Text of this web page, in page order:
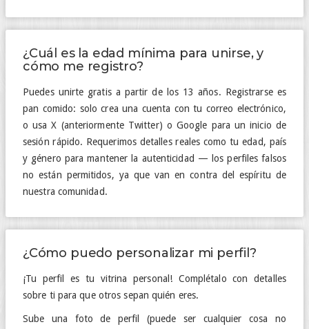
¿Cuál es la edad mínima para unirse, y
cómo me registro?
Puedes unirte gratis a partir de los 13 años. Registrarse es
pan comido: solo crea una cuenta con tu correo electrónico,
o usa X (anteriormente Twitter) o Google para un inicio de
sesión rápido. Requerimos detalles reales como tu edad, país
y género para mantener la autenticidad — los perfiles falsos
no están permitidos, ya que van en contra del espíritu de
nuestra comunidad.
¿Cómo puedo personalizar mi perfil?
¡Tu perfil es tu vitrina personal! Complétalo con detalles
sobre ti para que otros sepan quién eres.
Sube una foto de perfil (puede ser cualquier cosa no